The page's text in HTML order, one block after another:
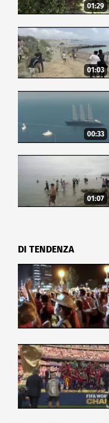
01:29
01:03
00:33
01:07
DI TENDENZA